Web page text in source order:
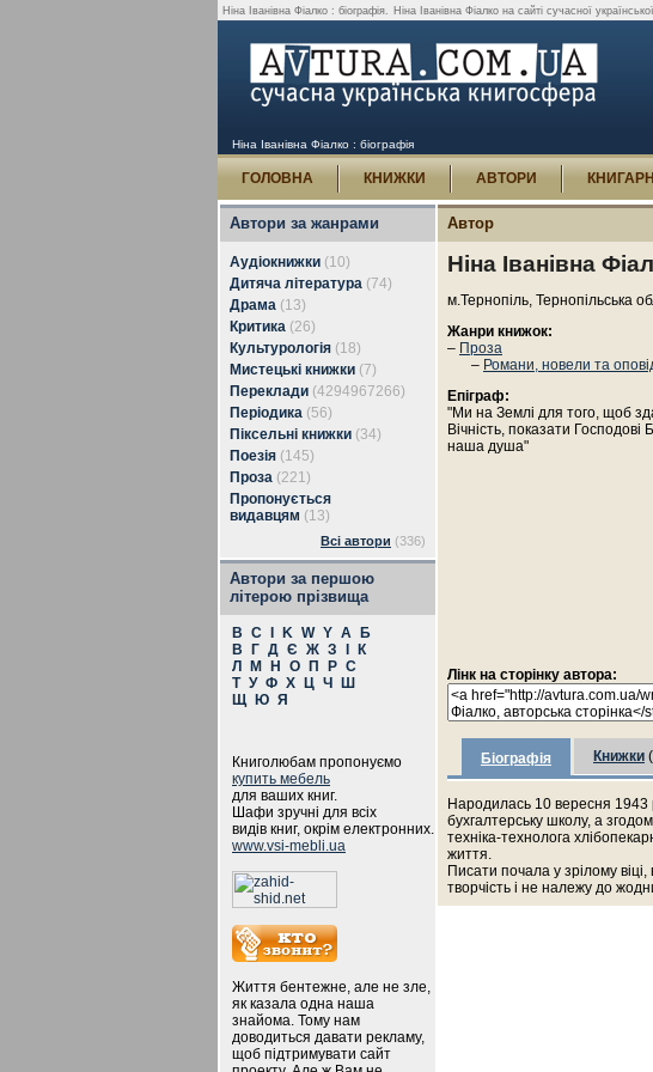
Ніна Іванівна Фіалко : біографія. Ніна Іванівна Фіалко на сайті сучасної
Ніна Іванівна Фіалко : біографія
ГОЛОВНА КНИЖКИ АВТОРИ КНИГАРНІ
Автори за жанрами
Аудіокнижки (10)
Дитяча література (74)
Драма (13)
Критика (26)
Культурологія (18)
Мистецькі книжки (7)
Переклади (4294967266)
Періодика (56)
Піксельні книжки (34)
Поезія (145)
Проза (221)
Пропонується
видавцям (13)
Всі автори (336)
Автори за першою
літерою прізвища
B C K W Y А
Б
В
Г Д Є Ж З
К
Л
М Н О П Р С
Т У Ф Х Ц Ч
Ш
Щ
Ю Я
Книголюбам пропонуємо
купить мебель
для ваших книг.
Шафи зручні для всіх
видів книг, окрім електронних.
www.vsi-mebli.ua
Життя бентежне, але не зле,
як казала одна наша
знайома. Тому нам
доводиться давати рекламу,
щоб підтримувати сайт
Автор
Ніна Іванівна
м.Тернопіль, Тернопільська
Жанри книжок:
– Проза
– Романи, новели та
Епіграф:
"Ми на Землі для того, щоб
Вічність, показати Господові
наша душа"
Лінк на сторінку автора:
Біографія Книжки
Народилась 10 вересня 1943
бухгалтерську школу, а
техніка-технолога
життя.
Писати почала у зрілому
творчість і не належу до